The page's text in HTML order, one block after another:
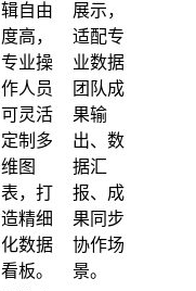
辑自由
度高，
专业操
作人员
可灵活
定制多
维图
表，打
造精细
化数据
看板。
展示，
适配专
业数据
团队成
果输
出、数
据汇
报、成
果同步
协作场
景。